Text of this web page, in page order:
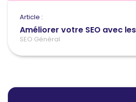
Article :
Améliorer votre SEO avec
SEO Général